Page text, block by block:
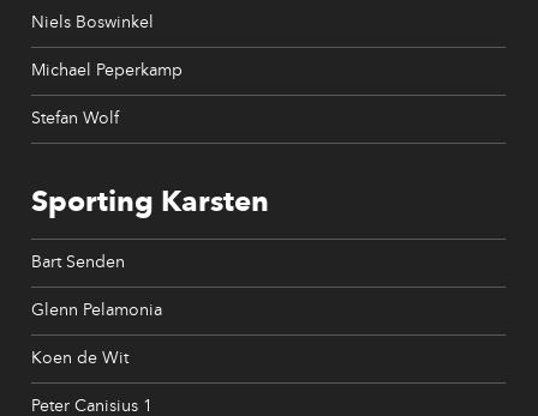
Niels Boswinkel
Michael Peperkamp
Stefan Wolf
Sporting Karsten
Bart Senden
Glenn Pelamonia
Koen de Wit
Peter Canisius 1